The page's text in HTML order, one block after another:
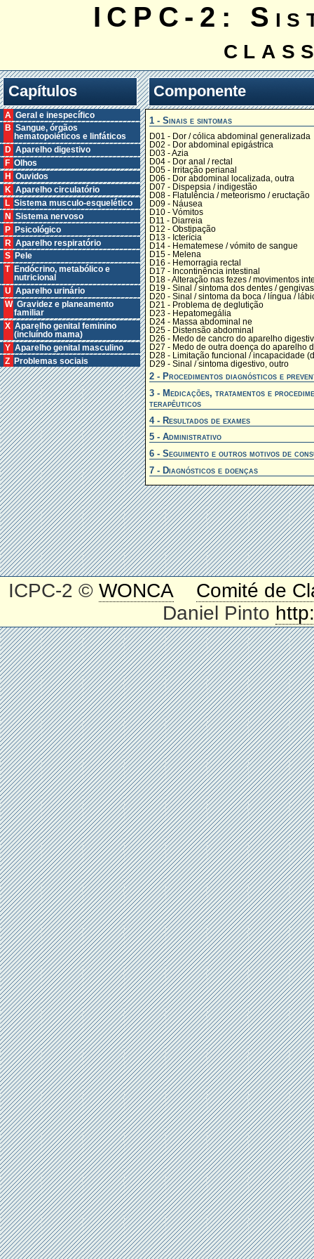
ICPC-2:
Capítulos
A Geral e inespecífico
B Sangue, órgãos
hematopoiéticos e linfáticos
D Aparelho digestivo
F Olhos
H Ouvidos
K Aparelho circulatório
L Sistema musculo-esquelético
N Sistema nervoso
P Psicológico
R Aparelho respiratório
S Pele
T Endócrino, metabólico e
nutricional
U Aparelho urinário
W Gravidez e planeamento
familiar
X Aparelho genital feminino
(incluíndo mama)
Y Aparelho genital masculino
Z Problemas sociais
Componente
1 - Sinais e sintomas
D01 - Dor / cólica abdominal generalizada
D02 - Dor abdominal epigástrica
D03 - Azia
D04 - Dor anal / rectal
D05 - Irritação perianal
D06 - Dor abdominal localizada, outra
D07 - Dispepsia / indigestão
D08 - Flatulência / meteorismo / eructação
D09 - Náusea
D10 - Vómitos
D11 - Diarreia
D12 - Obstipação
D13 - Icterícia
D14 - Hematemese / vómito de sangue
D15 - Melena
D16 - Hemorragia rectal
D17 - Incontinência intestinal
D18 - Alteração nas fezes / movimentos
D19 - Sinal / sintoma dos dentes / gengivas
D20 - Sinal / sintoma da boca / língua /
D21 - Problema de deglutição
D23 - Hepatomegália
D24 - Massa abdominal ne
D25 - Distensão abdominal
D26 - Medo de cancro do aparelho
D27 - Medo de outra doença do aparelho
D28 - Limitação funcional / incapacidade
D29 - Sinal / sintoma digestivo, outro
2 - Procedimentos diagnósticos e
3 - Medicações, tratamentos e
terapêuticos
4 - Resultados de exames
5 - Administrativo
6 - Seguimento e outros motivos de
7 - Diagnósticos e doenças
ICPC-2 ©WONCA
Comité de
Daniel Pinto